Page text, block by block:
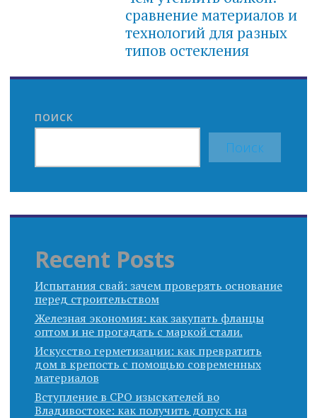
сравнение материалов и
технологий для разных
типов остекления
ПОИСК
Поиск
Recent Posts
Испытания свай: зачем проверять основание
перед строительством
Железная экономия: как закупать фланцы
оптом и не прогадать с маркой стали.
Искусство герметизации: как превратить
дом в крепость с помощью современных
материалов
Вступление в СРО изыскателей во
Владивостоке: как получить допуск на